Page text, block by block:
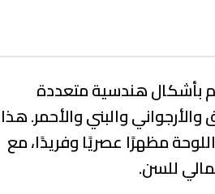
بأشكال هندسية متعددة
والأرجواني والبني والأحمر. هذا
مظهرًا عصريًا وفريدًا، مع
للسن.